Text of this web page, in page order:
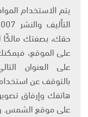
حقك، بصفتك مالكًا
على الموقع، فيمكنك
بالتوقف عن
هاتفك وإرفاق
على موقع الشمس.